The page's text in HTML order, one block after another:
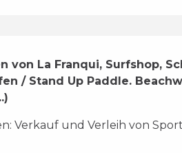
von La Franqui, Surfshop,
/ Stand Up Paddle.
Verkauf und Verleih von